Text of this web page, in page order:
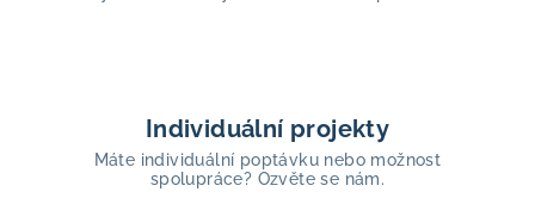
Individuální projekty
Máte individuální poptávku nebo možnost
spolupráce? Ozvěte se nám.